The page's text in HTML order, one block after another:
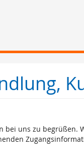
uns zu